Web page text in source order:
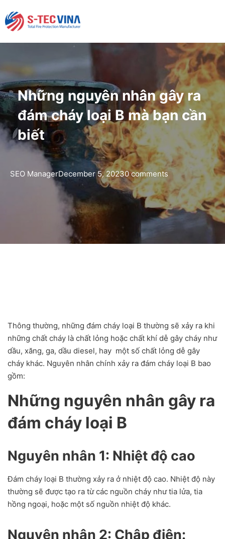
Những nguyên nhân gây ra
đám cháy loại B mà bạn cần
biết
SEO ManagerDecember 5, 20230 comments
Thông thường, những đám cháy loại B thường sẽ xảy ra khi
những chất cháy là chất lỏng hoặc chất khí dễ gây cháy như
dầu, xăng, ga, dầu diesel, hay một số chất lỏng dễ gây
cháy khác. Nguyên nhân chính xảy ra đám cháy loại B bao
gồm:
Những nguyên nhân gây ra
đám cháy loại B
Nguyên nhân 1: Nhiệt độ cao
Đám cháy loại B thường xảy ra ở nhiệt độ cao. Nhiệt độ này
thường sẽ được tạo ra từ các nguồn cháy như tia lửa, tia
hồng ngoại, hoặc một số nguồn nhiệt độ khác.
Nguyên nhân 2: Chập điện: